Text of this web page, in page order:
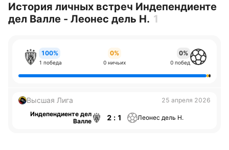
История личных встреч Индепендиенте
дел Валле - Леонес дель Н. 1
100%
1 победа
0%
0 ничьих
0%
0 побед
Высшая Лига
25 апреля 2026
Индепендиенте дел
Валле
2 : 1 Леонес дель Н.